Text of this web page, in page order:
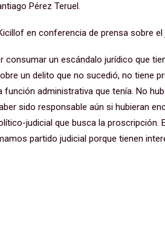
Pérez Teruel.
en conferencia de prensa sobre
consumar un escándalo jurídico que
un delito que no sucedió, no tiene
función administrativa que tenía. No
sido responsable aún si hubieran
judicial que busca la
partido judicial porque tienen